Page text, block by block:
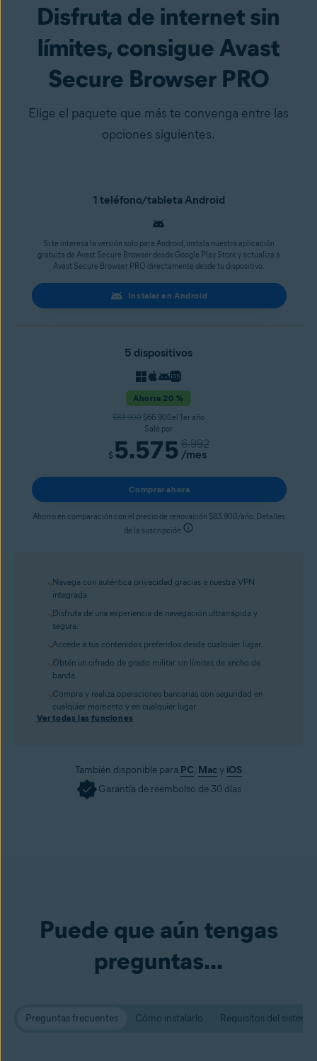
Disfruta de internet sin
límites, consigue Avast
Secure Browser PRO
Elige el paquete que más te convenga entre las
opciones siguientes.
Navega con auténtica privacidad gracias a nuestra VPN
integrada.
Disfruta de una experiencia de navegación ultrarrápida y
segura.
Accede a tus contenidos preferidos desde cualquier lugar.
Obtén un cifrado de grado militar sin límites de ancho de
banda.
Compra y realiza operaciones bancarias con seguridad en
cualquier momento y en cualquier lugar.
Ver todas las funciones
1 teléfono/tableta Android
Si te interesa la versión solo para Android, instala nuestra aplicación
gratuita de Avast Secure Browser desde Google Play Store y actualiza a
Avast Secure Browser PRO directamente desde tu dispositivo.
Instalar en Android
5 dispositivos
Ahorra 20 %
$83.900 $66.900el 1er año
Sale por
$ 5.575 6.992
/mes
Comprar ahora
Ahorro en comparación con el precio de renovación $83.900/año. Detalles
de la suscripción
También disponible para PC, Macy iOS
Garantía de reembolso de 30 días
Puede que aún tengas
preguntas...
Preguntas frecuentes Cómo instalarlo Requisitos del sistema